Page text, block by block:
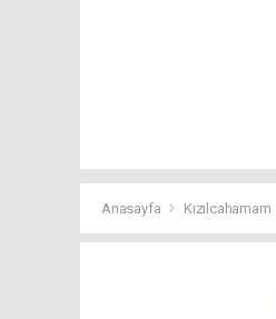
Anasayfa Kızılcahamam